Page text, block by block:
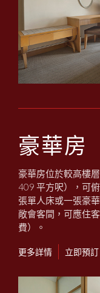
豪華房
豪華房位於較高樓
409 平方呎），可
張單人床或一張豪
敞會客間，可應住
費）。
更多詳情 立即預訂